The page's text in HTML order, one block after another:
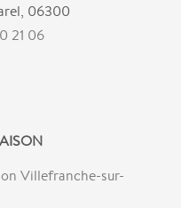
06300
21 06
Villefranche-sur-